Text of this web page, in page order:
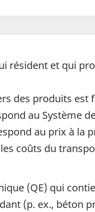
résident et qui
des produits est
au Système
au prix à la
coûts du
(QE) qui
(p. ex., béton